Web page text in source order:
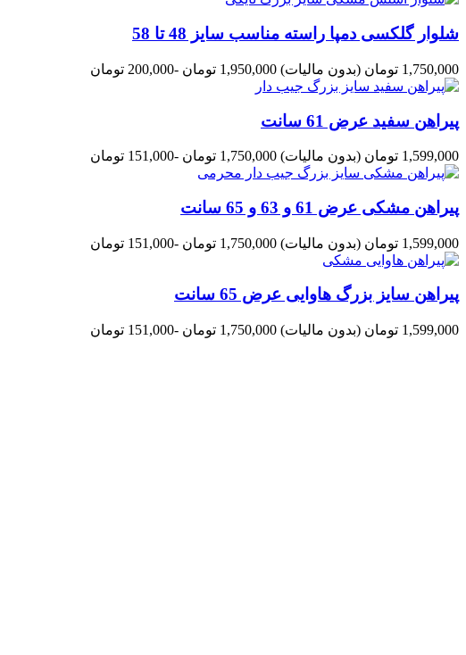
شلوار گلکسی دمپا راسته مناسب سایز 48 تا 58
1,750,000 تومان (بدون مالیات) 1,950,000 تومان -200,000 تومان
پیراهن سفید عرض 61 سانت
1,599,000 تومان (بدون مالیات) 1,750,000 تومان -151,000 تومان
پیراهن مشکی عرض 61 و 63 و 65 سانت
1,599,000 تومان (بدون مالیات) 1,750,000 تومان -151,000 تومان
پیراهن سایز بزرگ هاوایی عرض 65 سانت
1,599,000 تومان (بدون مالیات) 1,750,000 تومان -151,000 تومان